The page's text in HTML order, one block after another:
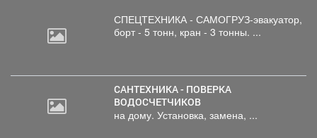
СПЕЦТЕХНИКА - САМОГРУЗ-эвакуатор,
борт - 5 тонн, кран - 3 тонны. ...
САНТЕХНИКА - ПОВЕРКА
ВОДОСЧЕТЧИКОВ
на дому. Установка, замена, ...